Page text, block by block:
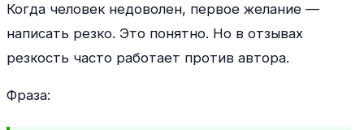
Когда человек недоволен, первое желание —
написать резко. Это понятно. Но в отзывах
резкость часто работает против автора.
Фраза: